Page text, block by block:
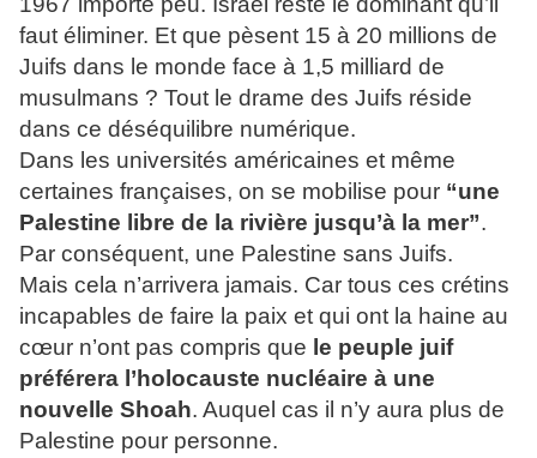
faut éliminer. Et que pèsent 15 à 20 millions de
Juifs dans le monde face à 1,5 milliard de
musulmans ? Tout le drame des Juifs réside
dans ce déséquilibre numérique.
Dans les universités américaines et même
certaines françaises, on se mobilise pour “une
Palestine libre de la rivière jusqu’à la mer”.
Par conséquent, une Palestine sans Juifs.
Mais cela n’arrivera jamais. Car tous ces crétins
incapables de faire la paix et qui ont la haine au
cœur n’ont pas compris que le peuple juif
préférera l’holocauste nucléaire à une
nouvelle Shoah. Auquel cas il n’y aura plus de
Palestine pour personne.